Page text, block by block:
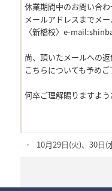
休業期間中のお問い合わ
メールアドレスまでメ
〈新橋校〉e-
尚、頂いたメールへの返
こちらについても予めご
何卒ご理解賜りますよう
・ 10月29日(火)、30日(